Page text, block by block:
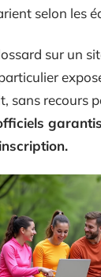
selon les
sur un
sans recours